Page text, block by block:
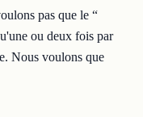
pas que le “
ou deux fois par
Nous voulons que